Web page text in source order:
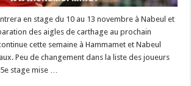
en stage du 10 au 13 novembre à Nabeul et
des aigles de carthage au prochain
cette semaine à Hammamet et Nabeul
Peu de changement dans la liste des joueurs
stage mise …